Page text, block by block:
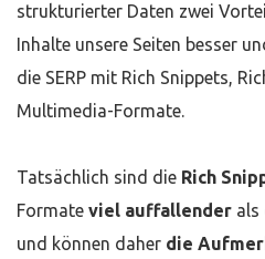
strukturierter Daten zwei
Inhalte unsere Seiten besser
die SERP mit Rich Snippets,
Multimedia-Formate.
Tatsächlich sind die Rich
Formate viel auffallender als
und können daher die